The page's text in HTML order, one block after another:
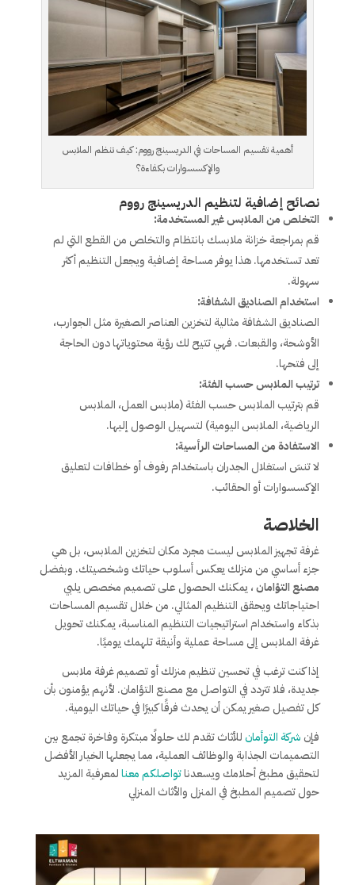
أهمية تقسيم المساحات في الدريسينج رووم: كيف تنظم الملابس
والإكسسوارات بكفاءة؟
نصائح إضافية لتنظيم الدريسينج رووم
التخلص من الملابس غير المستخدمة:
قم بمراجعة خزانة ملابسك بانتظام والتخلص من القطع التي لم
تعد تستخدمها. هذا يوفر مساحة إضافية ويجعل التنظيم أكثر
سهولة.
استخدام الصناديق الشفافة:
الصناديق الشفافة مثالية لتخزين العناصر الصغيرة مثل الجوارب،
الأوشحة، والقبعات. فهي تتيح لك رؤية محتوياتها دون الحاجة
إلى فتحها.
ترتيب الملابس حسب الفئة:
قم بترتيب الملابس حسب الفئة (ملابس العمل، الملابس
الرياضية، الملابس اليومية) لتسهيل الوصول إليها.
الاستفادة من المساحات الرأسية:
لا تنسَ استغلال الجدران باستخدام رفوف أو خطافات لتعليق
الإكسسوارات أو الحقائب.
الخلاصة
غرفة تجهيز الملابس ليست مجرد مكان لتخزين الملابس، بل هي
جزء أساسي من منزلك يعكس أسلوب حياتك وشخصيتك. وبفضل
مصنع التؤامان، يمكنك الحصول على تصميم مخصص يلبي
احتياجاتك ويحقق التنظيم المثالي. من خلال تقسيم المساحات
بذكاء واستخدام استراتيجيات التنظيم المناسبة، يمكنك تحويل
غرفة الملابس إلى مساحة عملية وأنيقة تلهمك يوميًا.
إذا كنت ترغب في تحسين تنظيم منزلك أو تصميم غرفة ملابس
جديدة، فلا تتردد في التواصل مع مصنع التؤامان. لأنهم يؤمنون بأن
كل تفصيل صغير يمكن أن يحدث فرقًا كبيرًا في حياتك اليومية.
فإن شركة التوأمانللأثاث تقدم لك حلولًا مبتكرة وفاخرة تجمع بين
التصميمات الجذابة والوظائف العملية، مما يجعلها الخيار الأفضل
لتحقيق مطبخ أحلامك ويسعدناتواصلكم معنالمعرفية المزيد
حول تصميم المطبخ في المنزل والأثاث المنزلي